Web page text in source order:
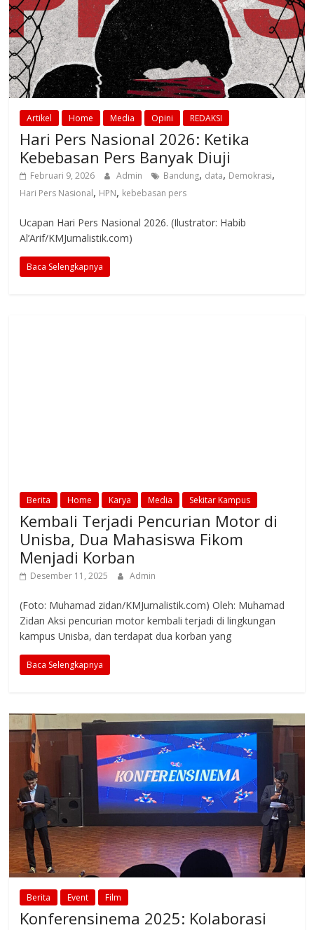
Artikel Home Media Opini REDAKSI
Hari Pers Nasional 2026: Ketika
Kebebasan Pers Banyak Diuji
Februari 9, 2026 Admin Bandung, data, Demokrasi,
Hari Pers Nasional, HPN, kebebasan pers
Ucapan Hari Pers Nasional 2026. (Ilustrator: Habib
Al’Arif/KMJurnalistik.com)
Baca Selengkapnya
Berita Home Karya Media Sekitar Kampus
Kembali Terjadi Pencurian Motor di
Unisba, Dua Mahasiswa Fikom
Menjadi Korban
Desember 11, 2025 Admin
(Foto: Muhamad zidan/KMJurnalistik.com) Oleh: Muhamad
Zidan Aksi pencurian motor kembali terjadi di lingkungan
kampus Unisba, dan terdapat dua korban yang
Baca Selengkapnya
Berita Event Film
Konferensinema 2025: Kolaborasi